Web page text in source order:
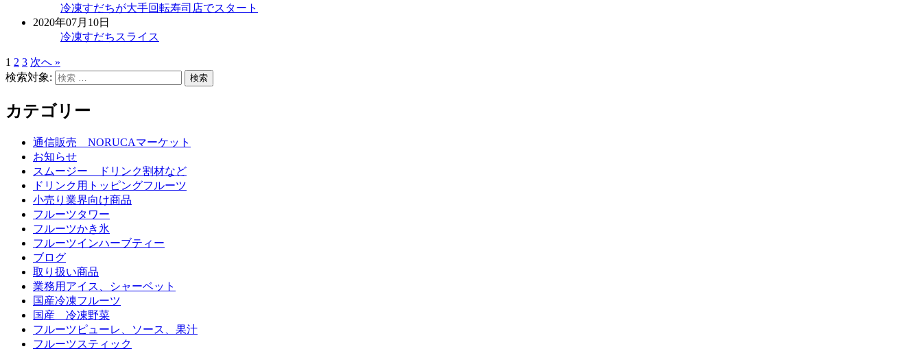
冷凍すだちが大手回転寿司店でスタート
2020年07月10日
冷凍すだちスライス
1 2 3 次へ »
検索対象:
検索
カテゴリー
通信販売 NORUCAマーケット
お知らせ
スムージー ドリンク割材など
ドリンク用トッピングフルーツ
小売り業界向け商品
フルーツタワー
フルーツかき氷
フルーツインハーブティー
ブログ
取り扱い商品
業務用アイス、シャーベット
国産冷凍フルーツ
国産 冷凍野菜
フルーツピューレ、ソース、果汁
フルーツスティック